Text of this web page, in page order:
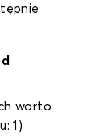
warto
1)